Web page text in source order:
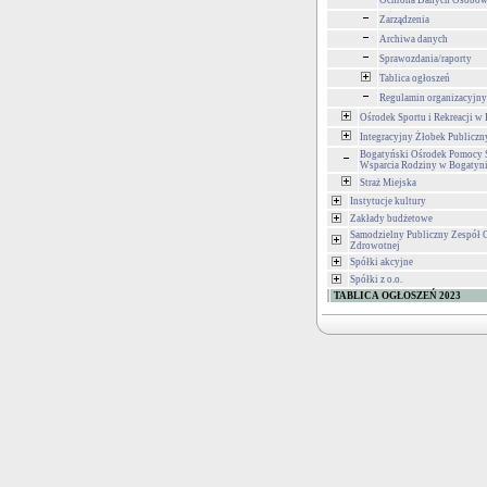
Zarządzenia
Archiwa danych
Sprawozdania/raporty
Tablica ogłoszeń
Regulamin organizacyjny
Ośrodek Sportu i Rekreacji w
Integracyjny Żłobek
Bogatyński Ośrodek Pomocy
Wsparcia Rodziny w Bogatyni
Straż Miejska
Instytucje kultury
Zakłady budżetowe
Samodzielny Publiczny Zespół
Zdrowotnej
Spółki akcyjne
Spółki z o.o.
TABLICA OGŁOSZEŃ 2023